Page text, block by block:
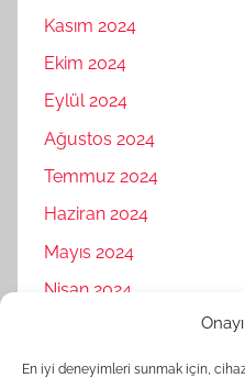
En iyi deneyimleri sunmak için,
Kasım 2024
Ekim 2024
Eylül 2024
Ağustos 2024
Temmuz 2024
Haziran 2024
Mayıs 2024
Nisan 2024
Şubat 2024